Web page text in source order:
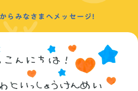
らみなさまへメッセージ!